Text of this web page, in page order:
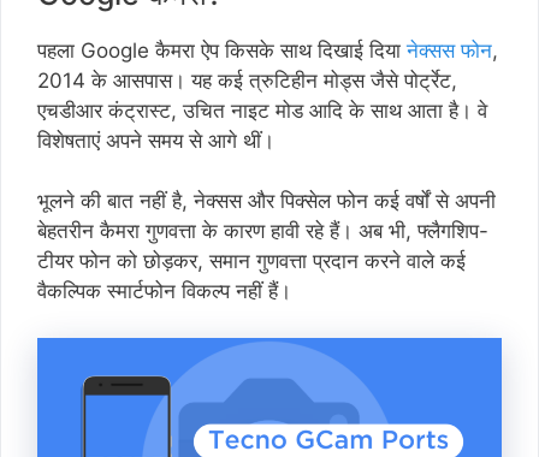
पहला Google कैमरा ऐप किसके साथ दिखाई दियानेक्सस फोन,
2014 के आसपास। यह कई त्रुटिहीन मोड्स जैसे पोर्ट्रेट,
एचडीआर कंट्रास्ट, उचित नाइट मोड आदि के साथ आता है। वे
विशेषताएं अपने समय से आगे थीं।
भूलने की बात नहीं है, नेक्सस और पिक्सेल फोन कई वर्षों से अपनी
बेहतरीन कैमरा गुणवत्ता के कारण हावी रहे हैं। अब भी, फ्लैगशिप-
टीयर फोन को छोड़कर, समान गुणवत्ता प्रदान करने वाले कई
वैकल्पिक स्मार्टफोन विकल्प नहीं हैं।